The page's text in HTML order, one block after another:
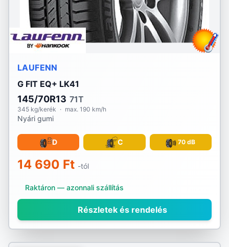
LAUFENN
G FIT EQ+ LK41
145/70R13 71T
345 kg/kerék · max. 190 km/h
Nyári gumi
D C 70 dB
14 690 Ft -tól
Raktáron — azonnali szállítás
Részletek és rendelés